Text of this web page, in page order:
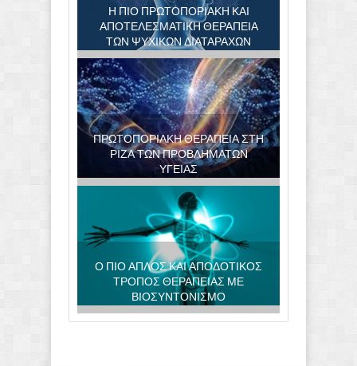
Η ΠΙΟ ΠΡΩΤΟΠΟΡΙΑΚΗ ΚΑΙ
ΑΠΟΤΕΛΕΣΜΑΤΙΚΗ ΘΕΡΑΠΕΙΑ
ΤΩΝ ΨΥΧΙΚΩΝ ΔΙΑΤΑΡΑΧΩΝ
ΠΡΩΤΟΠΟΡΙΑΚΗ ΘΕΡΑΠΕΙΑ ΣΤΗ
ΡΙΖΑ ΤΩΝ ΠΡΟΒΛΗΜΑΤΩΝ
ΥΓΕΙΑΣ
Ο ΠΙΟ ΑΠΛΟΣ ΚΑΙ ΑΠΟΔΟΤΙΚΟΣ
ΤΡΟΠΟΣ ΘΕΡΑΠΕΙΑΣ ΜΕ
ΒΙΟΣΥΝΤΟΝΙΣΜΟ